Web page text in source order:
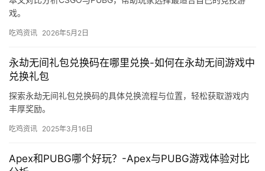
戏。
吃鸡资讯 2026年5月2日
永劫无间礼包兑换码在哪里兑换-如何在永劫无间游戏中
兑换礼包
探索永劫无间礼包兑换码的具体兑换流程与位置，轻松获取游戏内
丰厚奖励。
吃鸡资讯 2025年3月16日
Apex和PUBG哪个好玩？-Apex与PUBG游戏体验对比